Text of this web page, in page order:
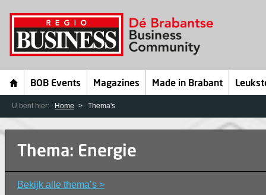
BOB Events Magazines Made in Brabant
U bent hier: Home Thema's
Thema: Energie
Bekijk alle thema’s >